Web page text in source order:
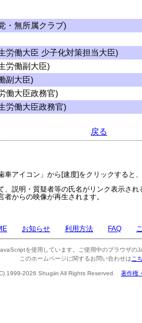
・無所属クラブ)
労働大臣 少子化対策担当大臣)
労働副大臣)
副大臣)
働大臣政務官)
労働大臣政務官)
戻る
車アイコン」から[速度]をクリックすると
、説明・質疑者等の氏名がリンク表示さ
者からの映像が再生されます。
お知らせ 利用方法 FAQ
を使用しています。ご使用中のブラウザの
このホームページに関するお問い合わせは こ
1999-2026 Shugiin All Rights Reserved. 著作権